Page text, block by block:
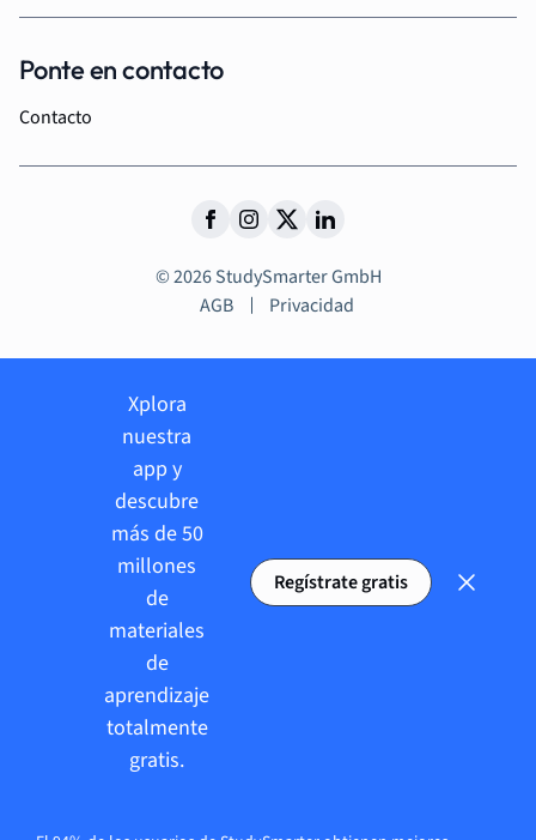
Ponte en contacto
Contacto
© 2026 StudySmarter GmbH
AGB
Privacidad
Xplora
nuestra
app y
descubre
más de 50
millones
de
materiales
de
aprendizaje
totalmente
gratis.
Regístrate gratis